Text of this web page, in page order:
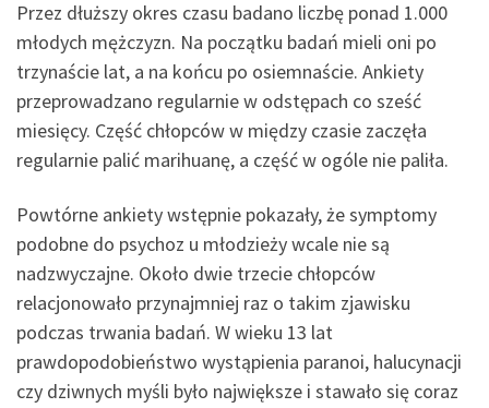
Przez dłuższy okres czasu badano liczbę ponad 1.000
młodych mężczyzn. Na początku badań mieli oni po
trzynaście lat, a na końcu po osiemnaście. Ankiety
przeprowadzano regularnie w odstępach co sześć
miesięcy. Część chłopców w między czasie zaczęła
regularnie palić marihuanę, a część w ogóle nie paliła.
Powtórne ankiety wstępnie pokazały, że symptomy
podobne do psychoz u młodzieży wcale nie są
nadzwyczajne. Około dwie trzecie chłopców
relacjonowało przynajmniej raz o takim zjawisku
podczas trwania badań. W wieku 13 lat
prawdopodobieństwo wystąpienia paranoi, halucynacji
czy dziwnych myśli było największe i stawało się coraz